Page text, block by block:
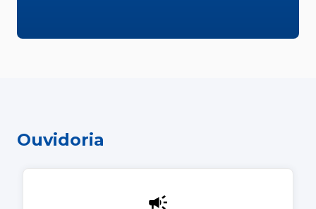
Ouvidoria